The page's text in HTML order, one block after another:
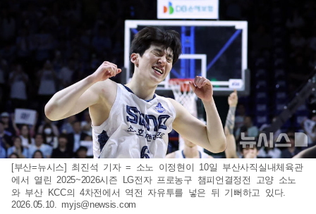
[부산=뉴시스] 최진석 기자 = 소노 이정현이 10일 부산사직실내체육관
에서 열린 2025~2026시즌 LG전자 프로농구 챔피언결정전 고양 소노
와 부산 KCC의 4차전에서 역전 자유투를 넣은 뒤 기뻐하고 있다.
2026.05.10. myjs@newsis.com